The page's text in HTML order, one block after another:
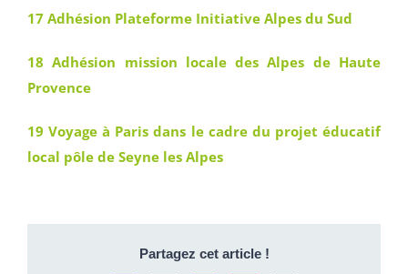
17 Adhésion Plateforme Initiative Alpes du Sud
18 Adhésion mission locale des Alpes de Haute
Provence
19 Voyage à Paris dans le cadre du projet éducatif
local pôle de Seyne les Alpes
Partagez cet article !